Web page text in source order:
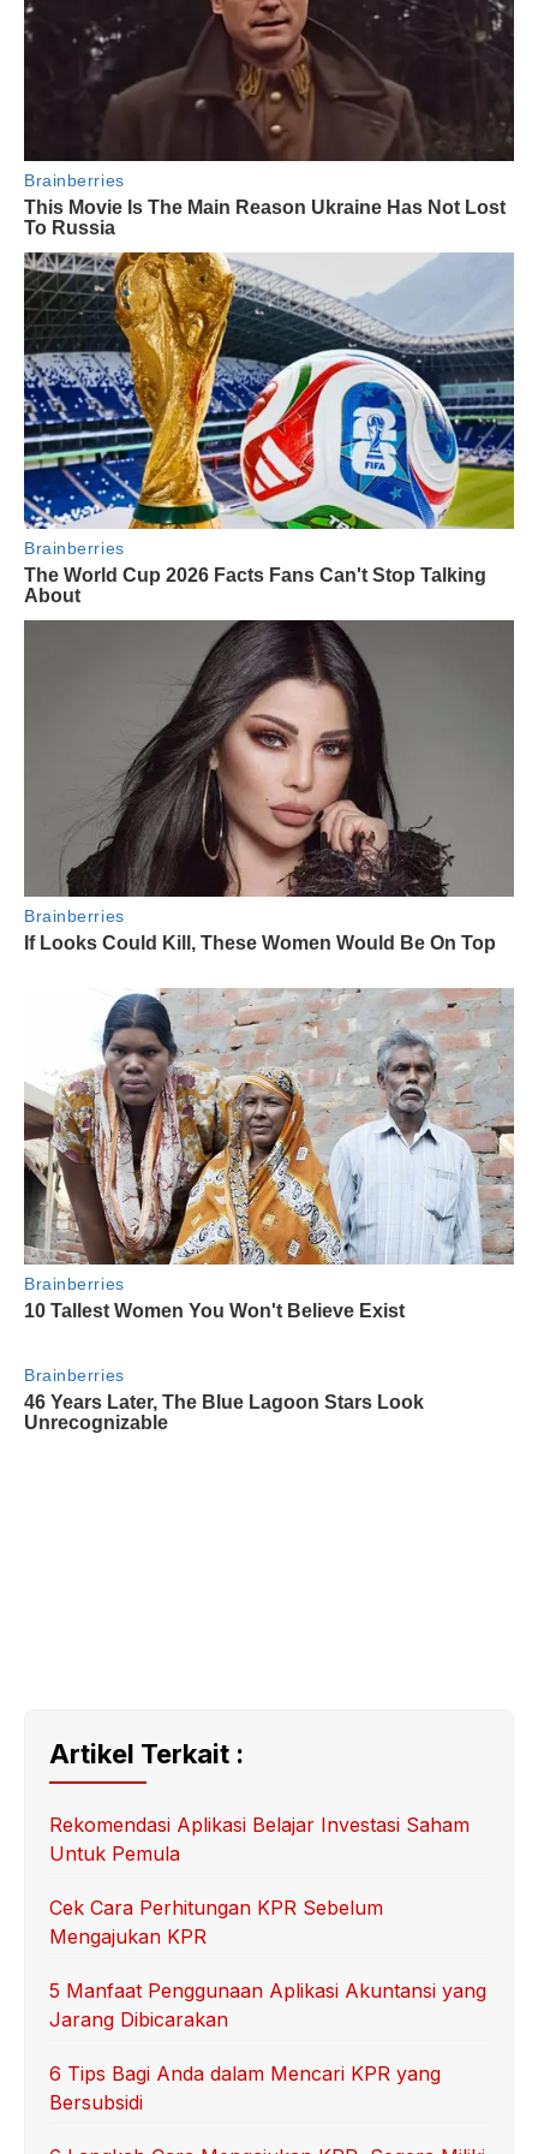
Artikel Terkait :
Rekomendasi Aplikasi Belajar Investasi Saham
Untuk Pemula
Cek Cara Perhitungan KPR Sebelum
Mengajukan KPR
5 Manfaat Penggunaan Aplikasi Akuntansi yang
Jarang Dibicarakan
6 Tips Bagi Anda dalam Mencari KPR yang
Bersubsidi